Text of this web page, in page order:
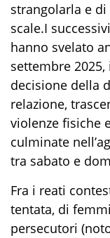
strangolarla e
scale.I
hanno svelato
settembre
decisione della
relazione,
violenze fisiche
culminate
tra sabato e
Fra i reati
tentata, di
persecutori